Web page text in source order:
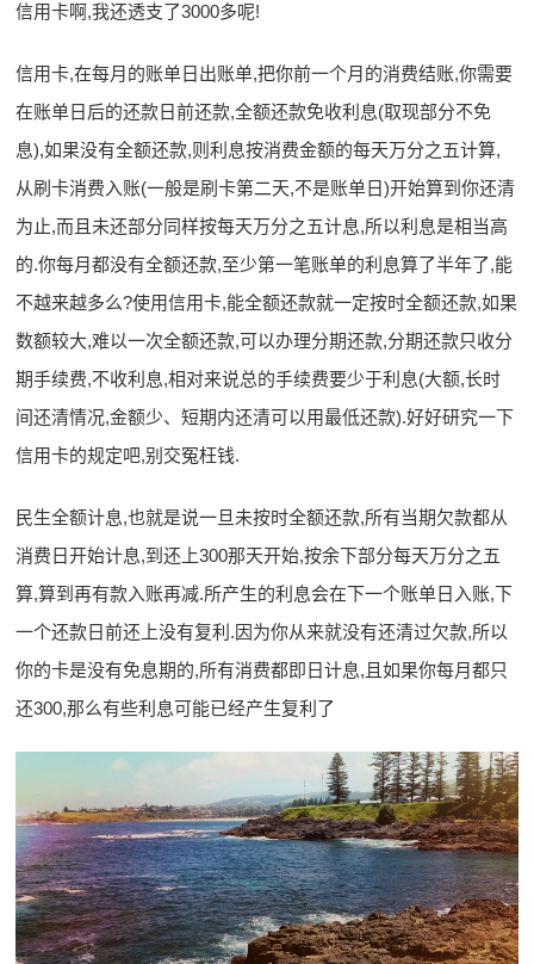
信用卡啊,我还透支了3000多呢!
信用卡,在每月的账单日出账单,把你前一个月的消费结账,你需要
在账单日后的还款日前还款,全额还款免收利息(取现部分不免
息),如果没有全额还款,则利息按消费金额的每天万分之五计算,
从刷卡消费入账(一般是刷卡第二天,不是账单日)开始算到你还清
为止,而且未还部分同样按每天万分之五计息,所以利息是相当高
的.你每月都没有全额还款,至少第一笔账单的利息算了半年了,能
不越来越多么?使用信用卡,能全额还款就一定按时全额还款,如果
数额较大,难以一次全额还款,可以办理分期还款,分期还款只收分
期手续费,不收利息,相对来说总的手续费要少于利息(大额,长时
间还清情况,金额少、短期内还清可以用最低还款).好好研究一下
信用卡的规定吧,别交冤枉钱.
民生全额计息,也就是说一旦未按时全额还款,所有当期欠款都从
消费日开始计息,到还上300那天开始,按余下部分每天万分之五
算,算到再有款入账再减.所产生的利息会在下一个账单日入账,下
一个还款日前还上没有复利.因为你从来就没有还清过欠款,所以
你的卡是没有免息期的,所有消费都即日计息,且如果你每月都只
还300,那么有些利息可能已经产生复利了